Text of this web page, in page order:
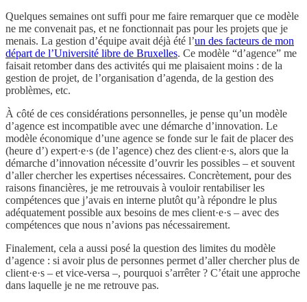
Quelques semaines ont suffi pour me faire remarquer que ce modèle
ne me convenait pas, et ne fonctionnait pas pour les projets que je
menais. La gestion d’équipe avait déjà été l’un des facteurs de mon
départ de l’Université libre de Bruxelles. Ce modèle “d’agence” me
faisait retomber dans des activités qui me plaisaient moins : de la
gestion de projet, de l’organisation d’agenda, de la gestion des
problèmes, etc.
À côté de ces considérations personnelles, je pense qu’un modèle
d’agence est incompatible avec une démarche d’innovation. Le
modèle économique d’une agence se fonde sur le fait de placer des
(heure d’) expert·e·s (de l’agence) chez des client·e·s, alors que la
démarche d’innovation nécessite d’ouvrir les possibles – et souvent
d’aller chercher les expertises nécessaires. Concrètement, pour des
raisons financières, je me retrouvais à vouloir rentabiliser les
compétences que j’avais en interne plutôt qu’à répondre le plus
adéquatement possible aux besoins de mes client·e·s – avec des
compétences que nous n’avions pas nécessairement.
Finalement, cela a aussi posé la question des limites du modèle
d’agence : si avoir plus de personnes permet d’aller chercher plus de
client·e·s – et vice-versa –, pourquoi s’arrêter ? C’était une approche
dans laquelle je ne me retrouve pas.